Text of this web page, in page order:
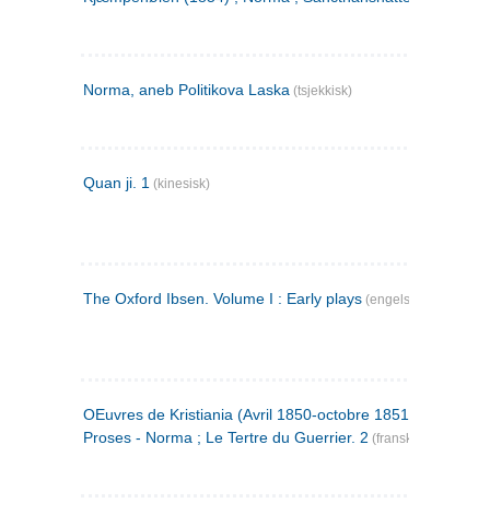
Norma, aneb Politikova Laska (tsjekkisk)
Quan ji. 1 (kinesisk)
The Oxford Ibsen. Volume I : Early plays (engelsk)
OEuvres de Kristiania (Avril 1850-octobre 1851) : Poèmes
Proses - Norma ; Le Tertre du Guerrier. 2 (fransk)